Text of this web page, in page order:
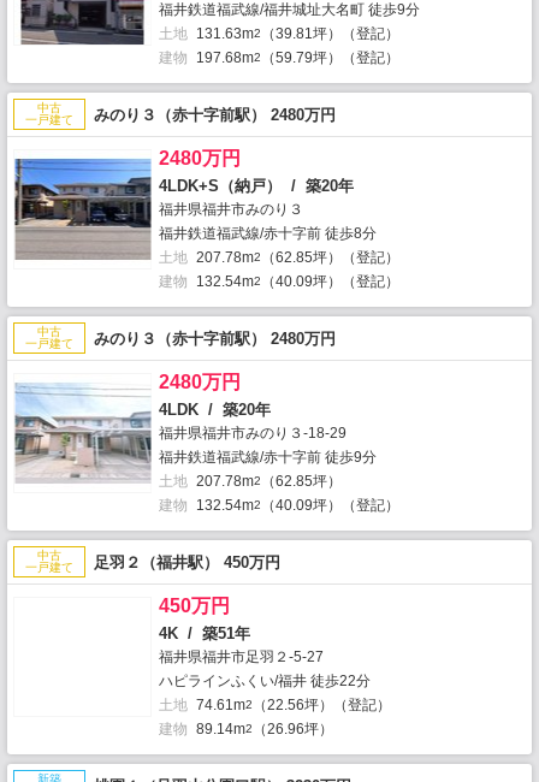
福井鉄道福武線/福井城址大名町 徒歩9分
土地 131.63m2
（39.81坪）（登記）
建物
197.68m2 （59.79坪）（登記）
中古
一戸建て
みのり３（赤十字前駅） 2480万円
2480万円
4LDK+S（納戸） / 築20年
福井県福井市みのり３
福井鉄道福武線/赤十字前 徒歩8分
土地 207.78m2
（62.85坪）（登記）
建物
132.54m2 （40.09坪）（登記）
中古
一戸建て
みのり３（赤十字前駅） 2480万円
2480万円
4LDK / 築20年
福井県福井市みのり３-18-29
福井鉄道福武線/赤十字前 徒歩9分
土地 207.78m2
（62.85坪）
建物
132.54m2 （40.09坪）（登記）
中古
一戸建て
足羽２（福井駅） 450万円
450万円
4K / 築51年
福井県福井市足羽２-5-27
ハピラインふくい/福井 徒歩22分
土地 74.61m2
（22.56坪）（登記）
建物 89.14m2 （26.96坪）
新築